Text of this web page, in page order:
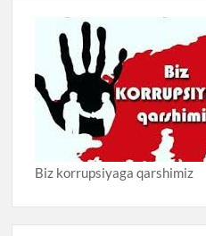
Biz korrupsiyaga qarshimiz